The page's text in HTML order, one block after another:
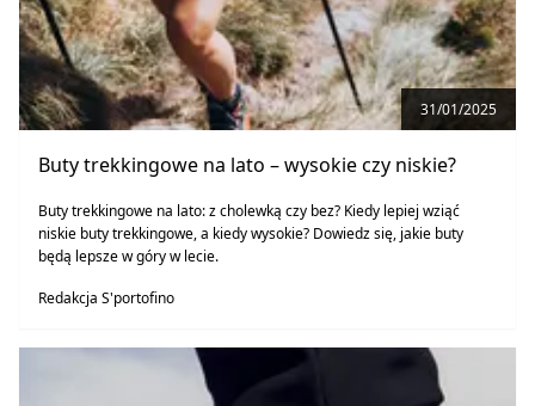
31/01/2025
Buty trekkingowe na lato – wysokie czy niskie?
Buty trekkingowe na lato: z cholewką czy bez? Kiedy lepiej wziąć
niskie buty trekkingowe, a kiedy wysokie? Dowiedz się, jakie buty
będą lepsze w góry w lecie.
Redakcja S'portofino